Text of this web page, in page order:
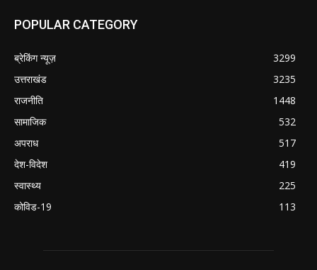
POPULAR CATEGORY
ब्रेकिंग न्यूज़
3299
उत्तराखंड
3235
राजनीति
1448
सामाजिक
532
अपराध
517
देश-विदेश
419
स्वास्थ्य
225
कोविड-19
113